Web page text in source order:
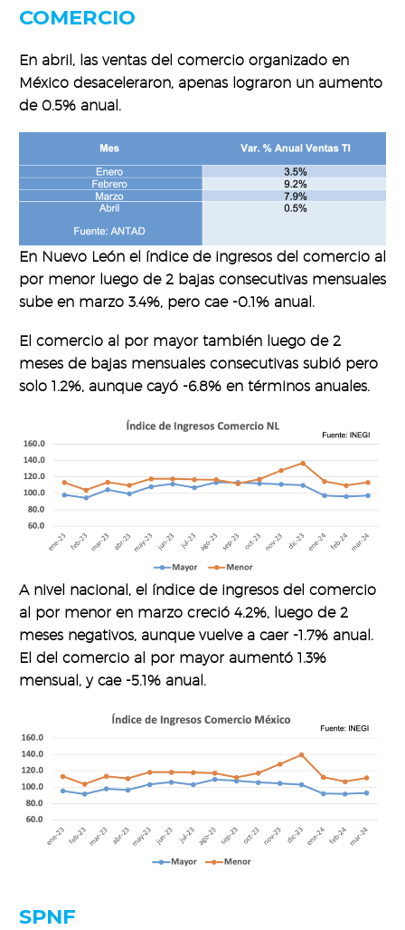
COMERCIO
En abril, las ventas del comercio organizado en
México desaceleraron, apenas lograron un aumento
de 0.5% anual.
En Nuevo León el índice de ingresos del comercio al
por menor luego de 2 bajas consecutivas mensuales
sube en marzo 3.4%, pero cae -0.1% anual.
El comercio al por mayor también luego de 2
meses de bajas mensuales consecutivas subió pero
solo 1.2%, aunque cayó -6.8% en términos anuales.
A nivel nacional, el índice de ingresos del comercio
al por menor en marzo creció 4.2%, luego de 2
meses negativos, aunque vuelve a caer -1.7% anual.
El del comercio al por mayor aumentó 1.3%
mensual, y cae -5.1% anual.
SPNF